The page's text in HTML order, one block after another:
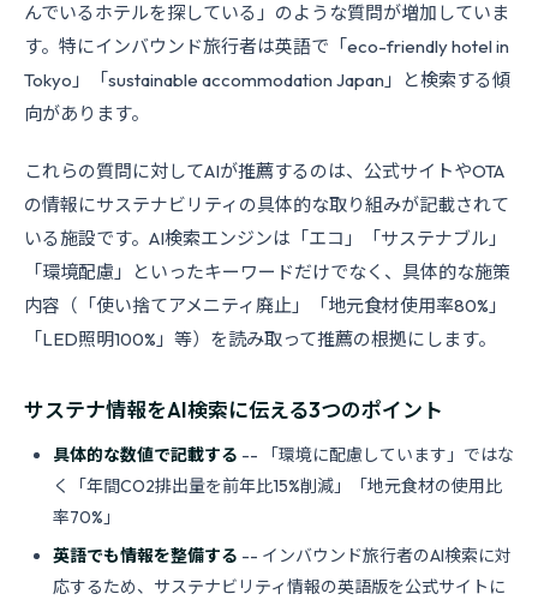
んでいるホテルを探している」のような質問が増加していま
す。特にインバウンド旅行者は英語で「eco-friendly hotel in
Tokyo」「sustainable accommodation Japan」と検索する傾
向があります。
これらの質問に対してAIが推薦するのは、公式サイトやOTA
の情報にサステナビリティの具体的な取り組みが記載されて
いる施設です。AI検索エンジンは「エコ」「サステナブル」
「環境配慮」といったキーワードだけでなく、具体的な施策
内容（「使い捨てアメニティ廃止」「地元食材使用率80%」
「LED照明100%」等）を読み取って推薦の根拠にします。
サステナ情報をAI検索に伝える3つのポイント
具体的な数値で記載する -- 「環境に配慮しています」ではな
く「年間CO2排出量を前年比15%削減」「地元食材の使用比
率70%」
英語でも情報を整備する -- インバウンド旅行者のAI検索に対
応するため、サステナビリティ情報の英語版を公式サイトに